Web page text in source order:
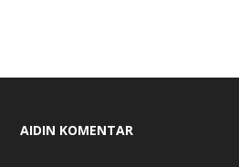
AIDIN KOMENTAR